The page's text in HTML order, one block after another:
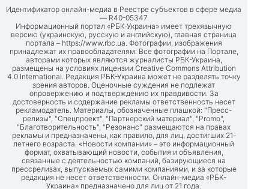
Идентификатор онлайн-медиа в Реестре субъектов в сфере медиа
— R40-05347
Информационный портал «РБК-Украина» имеет трехязычную
версию (украинскую, русскую и английскую), главная страница
портала – https://www.rbc.ua. Фотографии, изображения
принадлежат их правообладателям. Все фотографии на Портале,
авторами которых являются журналисты РБК-Украина,
размещены на условиях лицензии Creative Commons Attribution
4.0 International. Редакция РБК-Украина может не разделять точку
зрения авторов. Оценочные суждения не подлежат
опровержению и подтверждению их правдивости. За
достоверность и содержание рекламы ответственность несет
рекламодатель. Материалы, обозначенные плашкой: "Пресс-
релизы", "Спецпроект", "Партнерский материал", "Promo",
"Благотворительность", "Резонанс" размещаются на правах
рекламы и предназначены, как правило, для лиц, достигших 21-
летнего возраста. «Новости компании» – это информационный
формат, охватывающий новости, события и объявления,
связанные с деятельностью компаний, базирующиеся на
прессрелизах, выпускаемых самими компаниями, и за которые
редакция не несет ответственности. Онлайн-медиа «РБК-
Украина» предназначено для лиц от 21 года.